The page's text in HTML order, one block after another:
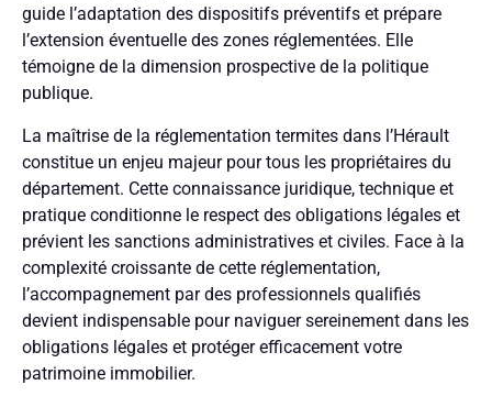
guide l’adaptation des dispositifs préventifs et prépare
l’extension éventuelle des zones réglementées. Elle
témoigne de la dimension prospective de la politique
publique.
La maîtrise de la réglementation termites dans l’Hérault
constitue un enjeu majeur pour tous les propriétaires du
département. Cette connaissance juridique, technique et
pratique conditionne le respect des obligations légales et
prévient les sanctions administratives et civiles. Face à la
complexité croissante de cette réglementation,
l’accompagnement par des professionnels qualifiés
devient indispensable pour naviguer sereinement dans les
obligations légales et protéger efficacement votre
patrimoine immobilier.